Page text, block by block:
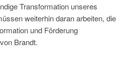
Transformation unseres
weiterhin daran arbeiten, die
und Förderung
Brandt.